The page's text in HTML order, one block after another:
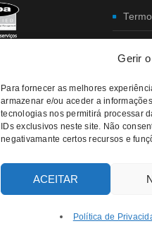
Gerir
Para fornecer as melhores
armazenar e/ou aceder a
tecnologias nos permitirá processar
IDs exclusivos neste site. Não
negativamante certos recursos e
ACEITAR
Política de